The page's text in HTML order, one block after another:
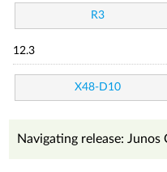
R3
12.3
X48-D10
Navigating release: Junos